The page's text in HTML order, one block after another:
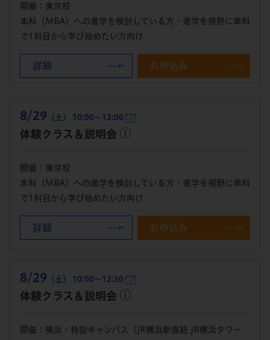
開催：東京校
本科（MBA）への進学を検討している方・進学を視野に単科
で1科目から学び始めたい方向け
詳細 お申込み
8/29 （土） 10:00～12:00
体験クラス＆説明会
開催：東京校
本科（MBA）への進学を検討している方・進学を視野に単科
で1科目から学び始めたい方向け
詳細 お申込み
8/29 （土） 10:00～12:30
体験クラス＆説明会
開催：横浜・特設キャンパス（JR横浜駅直結 JR横浜タワー